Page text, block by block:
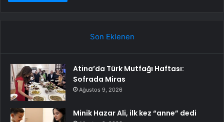
Son Eklenen
Atina’da Türk Mutfağı Haftası:
Sofrada Miras
Ağustos 9, 2026
Minik Hazar Ali, ilk kez “anne” dedi